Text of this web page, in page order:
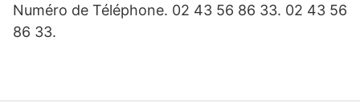
Numéro de Téléphone. 02 43 56 86 33. 02 43 56
86 33.